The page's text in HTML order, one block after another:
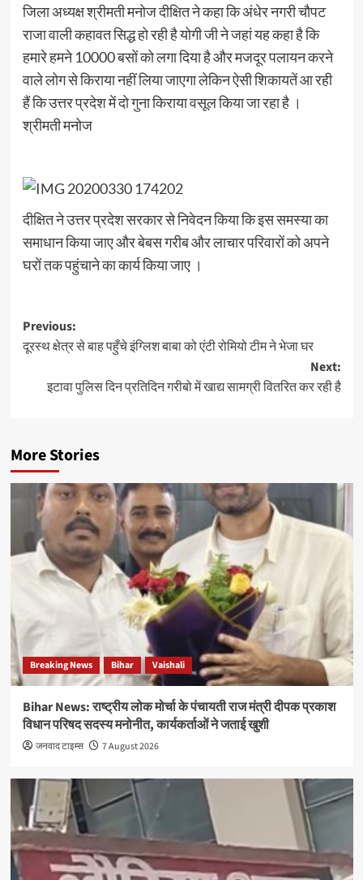
जिला अध्यक्ष श्रीमती मनोज दीक्षित ने कहा कि अंधेर नगरी चौपट
राजा वाली कहावत सिद्ध हो रही है योगी जी ने जहां यह कहा है कि
हमारे हमने 10000 बसों को लगा दिया है और मजदूर पलायन करने
वाले लोग से किराया नहीं लिया जाएगा लेकिन ऐसी शिकायतें आ रही
हैं कि उत्तर प्रदेश में दो गुना किराया वसूल किया जा रहा है ।
श्रीमती मनोज
दीक्षित ने उत्तर प्रदेश सरकार से निवेदन किया कि इस समस्या का
समाधान किया जाए और बेबस गरीब और लाचार परिवारों को अपने
घरों तक पहुंचाने का कार्य किया जाए ।
Post
navigation
Previous:
दूरस्थ क्षेत्र से बाह पहुँचे इंग्लिश बाबा को एंटी रोमियो टीम ने भेजा घर
Next:
इटावा पुलिस दिन प्रतिदिन गरीबो में खाद्य सामग्री वितरित कर रही है
More Stories
Breaking News Bihar Vaishali
Bihar News: राष्ट्रीय लोक मोर्चा के पंचायती राज मंत्री दीपक प्रकाश
विधान परिषद सदस्य मनोनीत, कार्यकर्ताओं ने जताई खुशी
जनवाद टाइम्स 7 August 2026